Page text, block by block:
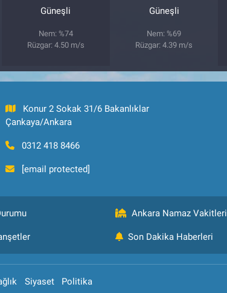
Güneşli
Nem: %74
Rüzgar: 4.50 m/s
Güneşli
Nem: %69
Rüzgar: 4.39 m/s
Konur 2 Sokak 31/6 Bakanlıklar
Çankaya/Ankara
0312 418 8466
[email protected]
Ankara Namaz Vakitleri
Son Dakika Haberleri
Siyaset Politika